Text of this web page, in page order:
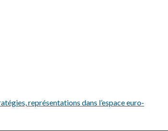
représentations dans l’espace euro-